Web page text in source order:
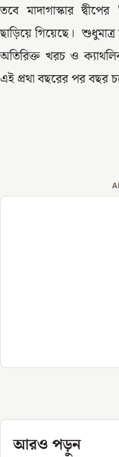
তবে মাদাগাস্কার
ছাড়িয়ে গিয়েছে।
অতিরিক্ত খরচ ও
এই প্রথা বছরের পর বছর
আরও পড়ুন